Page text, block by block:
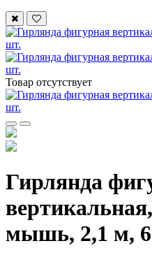
Товар отсутствует
Гирлянда
мышь, 2,1 м,